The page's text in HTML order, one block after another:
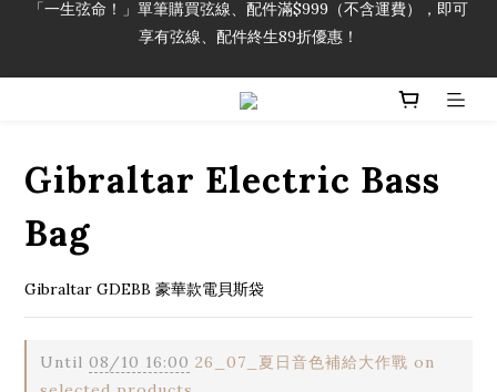
「一生弦命！」單筆購買弦線、配件滿$999（不含運費），即可
享有弦線、配件終生89折優惠！
加入會員即領2000元購物金。 加入購物車查看更多折扣！
享有弦線、配件終生89折優惠！
Gibraltar Electric Bass
Bag
Gibraltar GDEBB 豪華款電貝斯袋
Until 08/10 16:00 26_07_夏日音色補給大作戰 on